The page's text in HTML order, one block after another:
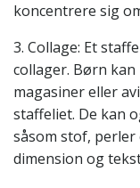
koncentrere sig
3. Collage: Et
collager. Børn
magasiner eller
staffeliet. De kan
såsom stof,
dimension og